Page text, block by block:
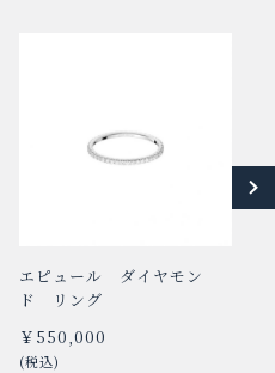
エピュール ダイヤモン
ド リング
￥550,000
(税込)